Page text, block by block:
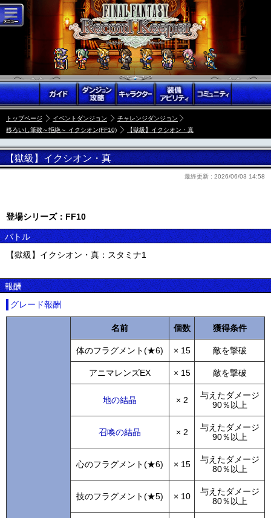
トップページ イベントダンジョン
チャレンジダンジョン
移ろいし筆致～拒絶～ イクシオン(FF10)
【獄級】イクシオン・真
【獄級】イクシオン・真
最終更新 : 2026/06/03 14:58
登場シリーズ：FF10
バトル
【獄級】イクシオン・真：スタミナ1
報酬
グレード報酬
名前 個数 獲得条件
体のフラグメント(★6) × 15 敵を撃破
アニマレンズEX × 15 敵を撃破
地の結晶 × 2
与えたダメージ
90％以上
召喚の結晶 × 2
与えたダメージ
90％以上
心のフラグメント(★6) × 15
与えたダメージ
80％以上
技のフラグメント(★5) × 10
与えたダメージ
80％以上